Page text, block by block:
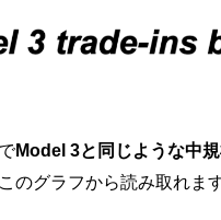
Model 3と同じような中
のグラフから読み取れます